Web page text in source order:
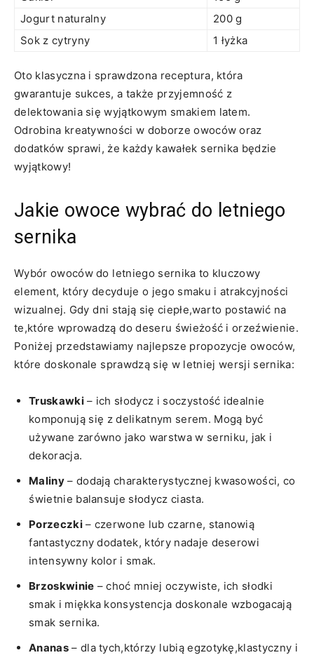
Jogurt naturalny
200 g
Sok z cytryny
1 łyżka
Oto klasyczna i sprawdzona receptura, która
gwarantuje sukces,⁢ a także przyjemność z
‌delektowania się wyjątkowym smakiem latem.
Odrobina ‍kreatywności w doborze ‍owoców oraz
dodatków sprawi, że każdy kawałek ⁢sernika​ będzie
wyjątkowy!
Jakie owoce wybrać do letniego
sernika
Wybór owoców do ⁣letniego sernika to kluczowy
element, który ⁢decyduje o jego smaku⁤ i ‌atrakcyjności
⁤wizualnej. Gdy ⁣dni stają się‍ ciepłe,warto postawić na
te,które wprowadzą⁢ do deseru świeżość i orzeźwienie.
Poniżej przedstawiamy‍ najlepsze propozycje ⁢owoców, ​
które​ doskonale⁤ sprawdzą się ​w letniej⁣ wersji sernika:
Truskawki– ich słodycz i soczystość idealnie
komponują się⁢ z delikatnym serem. Mogą być
używane zarówno jako warstwa w serniku,‌ jak i
dekoracja.
Maliny– dodają charakterystycznej kwasowości, co
⁣świetnie balansuje słodycz ciasta.
Porzeczki– czerwone lub czarne, stanowią
⁣fantastyczny dodatek, który nadaje deserowi
‌intensywny kolor i smak.
Brzoskwinie – choć‌ mniej‌ oczywiste,⁣ ich słodki
smak i miękka ​konsystencja doskonale wzbogacają
smak⁣ sernika.
Ananas– dla tych,którzy⁣ lubią egzotykę,klastyczny i